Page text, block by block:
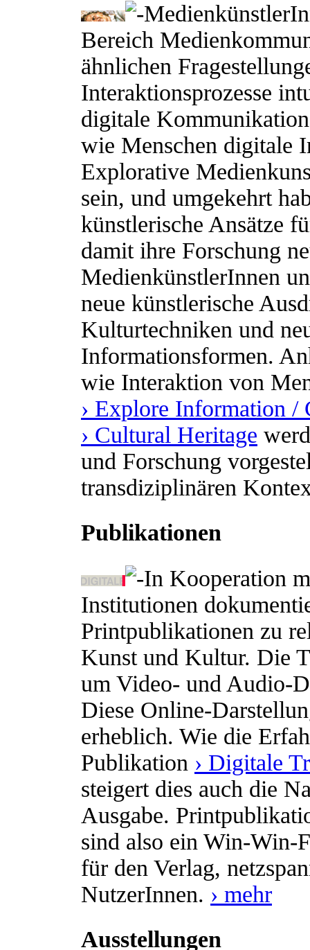
Bereich
ähnlichen
Interaktionsprozesse
digitale
wie Menschen digitale
Explorative
sein, und umgekehrt
künstlerische Ansätze
damit ihre Forschung
MedienkünstlerInnen
neue künstlerische
Kulturtechniken und
Informationsformen.
wie Interaktion von
› Explore Information /
› Cultural Heritage
und Forschung
transdiziplinären
Publikationen
In Kooperation
Institutionen
Printpublikationen zu
Kunst und Kultur. Die
um Video- und Audio-
Diese Online-
erheblich. Wie die
Publikation › Digitale
steigert dies auch die
Ausgabe.
sind also ein Win-Win-
für den Verlag,
NutzerInnen. › mehr
Ausstellungen